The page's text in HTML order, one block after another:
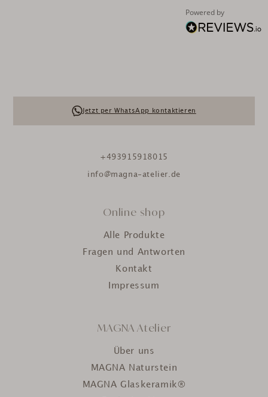
Powered by
Jetzt per WhatsApp kontaktieren
+493915918015
info@magna-atelier.de
Online shop
Alle Produkte
Fragen und Antworten
Kontakt
Impressum
MAGNA Atelier
Über uns
MAGNA Naturstein
MAGNA Glaskeramik®